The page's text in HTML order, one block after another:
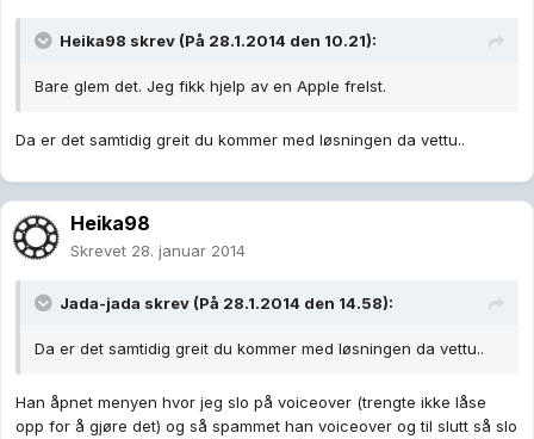
Heika98 skrev (På 28.1.2014 den 10.21):
Bare glem det. Jeg fikk hjelp av en Apple frelst.
Da er det samtidig greit du kommer med løsningen da vettu..
Heika98
Skrevet 28. januar 2014
Jada-jada skrev (På 28.1.2014 den 14.58):
Da er det samtidig greit du kommer med løsningen da vettu..
Han åpnet menyen hvor jeg slo på voiceover (trengte ikke låse
opp for å gjøre det) og så spammet han voiceover og til slutt så slo